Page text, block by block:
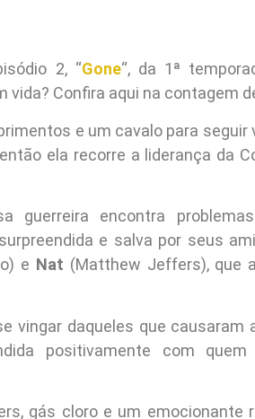
2, “Gone“, da 1ª
vida? Confira aqui na contagem
e um cavalo para seguir
ela recorre a liderança da
guerreira encontra
e salva por seus
e Nat (Matthew Jeffers), que
vingar daqueles que causaram
positivamente com
gás cloro e um emocionante